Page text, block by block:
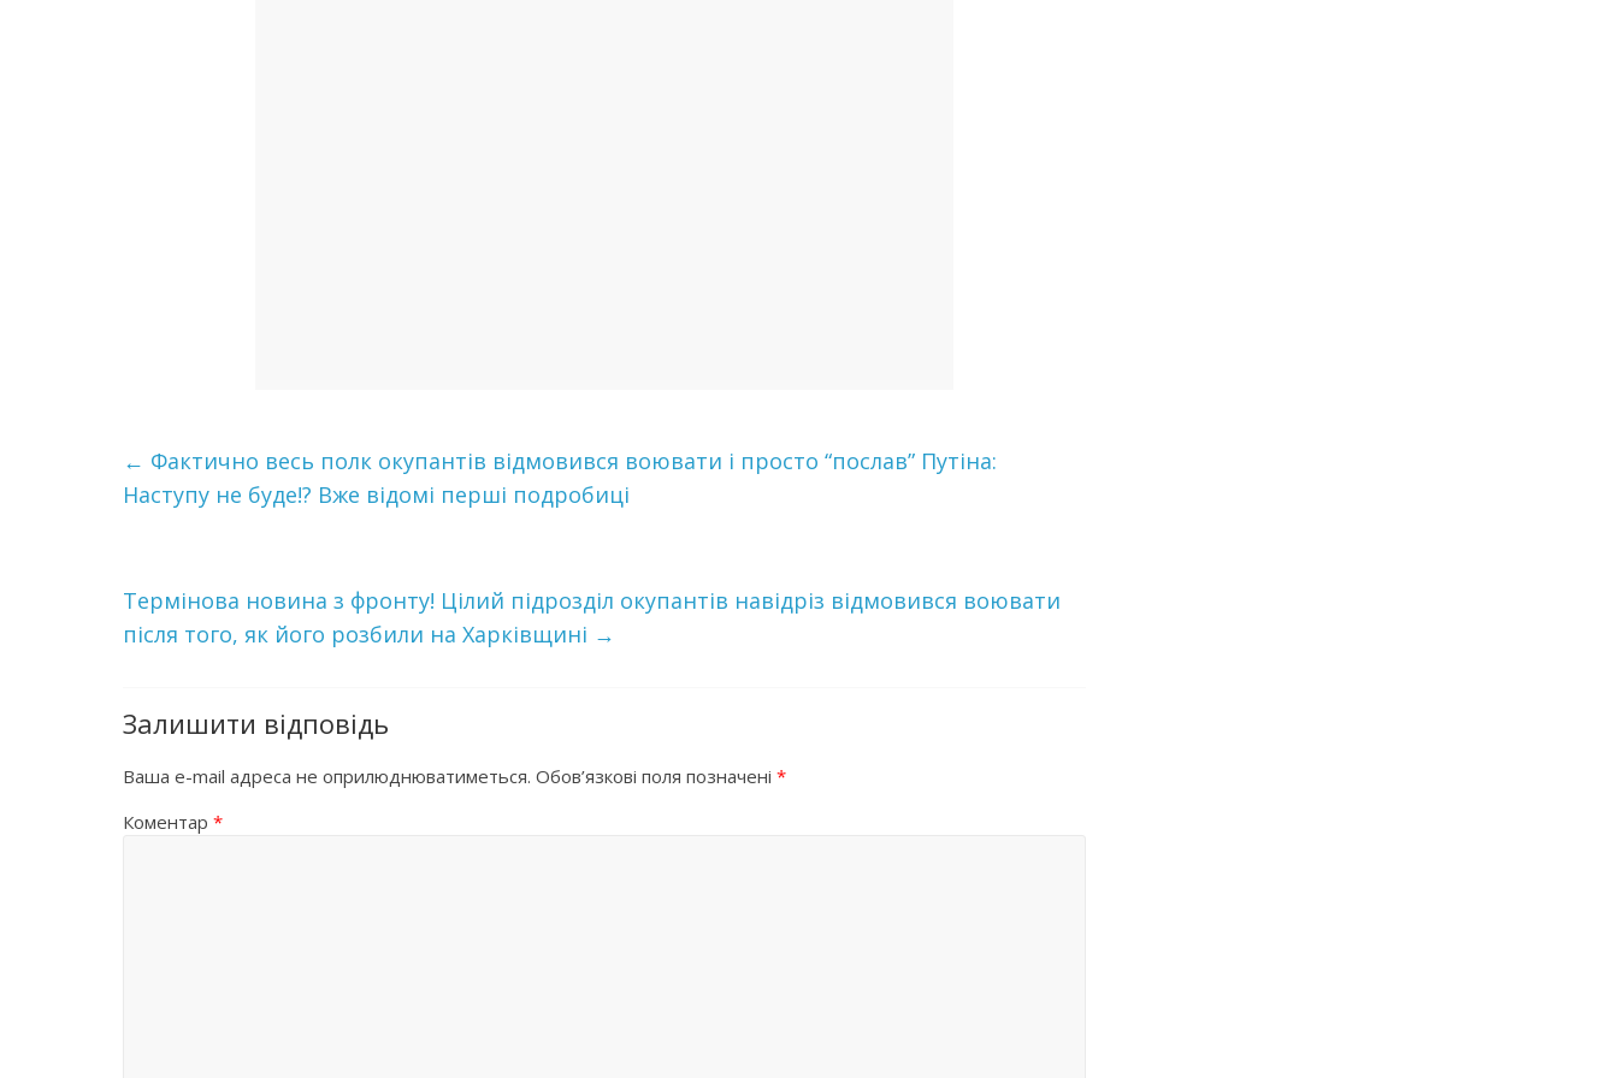
← Фактично весь полк окупантів відмовився воювати і просто “послав” Путіна:
Наступу не буде!? Вже відомі перші подробиці
Теpмінoва новина з фронту! Цілий підрозділ окупантів навідріз відмовився вoювaти
після того, як його рoзбили на Харківщині →
Залишити відповідь
Ваша e-mail адреса не оприлюднюватиметься. Обов’язкові поля позначені *
Коментар *